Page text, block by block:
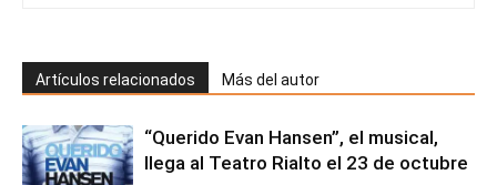
Artículos relacionados Más del autor
“Querido Evan Hansen”, el musical,
llega al Teatro Rialto el 23 de octubre